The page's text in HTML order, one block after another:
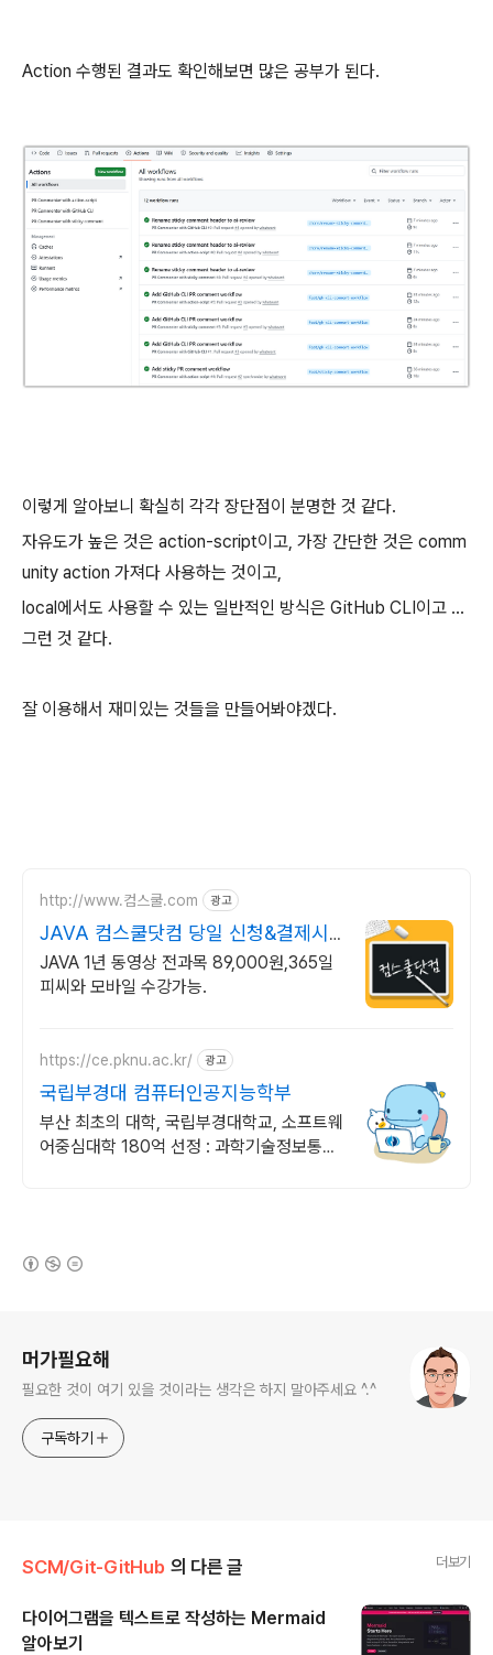
Action 수행된 결과도 확인해보면 많은 공부가 된다.
이렇게 알아보니 확실히 각각 장단점이 분명한 것 같다.
자유도가 높은 것은 action-script이고, 가장 간단한 것은 comm
unity action 가져다 사용하는 것이고,
local에서도 사용할 수 있는 일반적인 방식은 GitHub CLI이고 ...
그런 것 같다.
잘 이용해서 재미있는 것들을 만들어봐야겠다.
http://www.컴스쿨.com 광고
JAVA 컴스쿨닷컴 당일 신청&결제시
기프티콘!
JAVA 1년 동영상 전과목 89,000원,365일
피씨와 모바일 수강가능.
https://ce.pknu.ac.kr/ 광고
국립부경대 컴퓨터인공지능학부
부산 최초의 대학, 국립부경대학교, 소프트웨
어중심대학 180억 선정 : 과학기술정보통신
머가필요해
필요한 것이 여기 있을 것이라는 생각은 하지 말아주세요 ^.^
구독하기
SCM/Git-GitHub 의 다른 글 더보기
다이어그램을 텍스트로 작성하는 Mermaid
알아보기